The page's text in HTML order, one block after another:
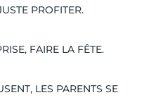
PROFITER.
FAIRE LA FÊTE.
LES PARENTS SE